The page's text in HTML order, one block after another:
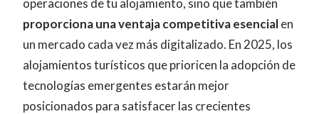
operaciones de tu alojamiento, sino que también
proporciona una ventaja competitiva esencialen
un mercado cada vez más digitalizado. En 2025, los
alojamientos turísticos que prioricen la adopción de
tecnologías emergentes estarán mejor
posicionados para satisfacer las crecientes